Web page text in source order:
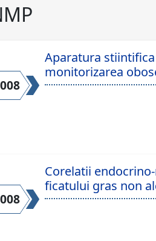
Aparatura
monitorizarea
Corelatii
ficatului gras non